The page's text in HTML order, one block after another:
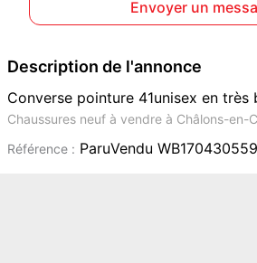
Envoyer un
Description de l'annonce
Converse pointure 41unisex en très
Chaussures neuf à vendre à Châlons-en-
Référence : ParuVendu WB170430559